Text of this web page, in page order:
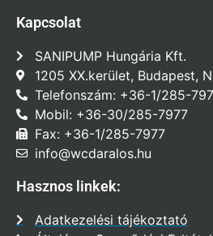
Kapcsolat
SANIPUMP Hungária Kft.
1205 XX.kerület, Budapest,
Telefonszám: +36-1/285-
Mobil: +36-30/285-7977
Fax: +36-1/285-7977
info@wcdaralos.hu
Hasznos linkek:
Adatkezelési tájékoztató